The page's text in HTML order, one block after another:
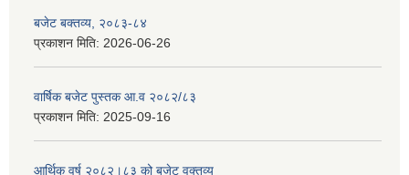
बजेट बक्तव्य, २०८३-८४
प्रकाशन मिति: 2026-06-26
वार्षिक बजेट पुस्तक आ.व २०८२/८३
प्रकाशन मिति: 2025-09-16
आर्थिक वर्ष २०८२।८३ को बजेट वक्तव्य